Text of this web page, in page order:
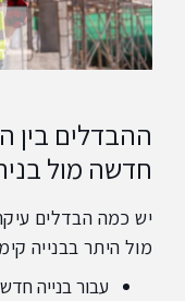
ההבדלים בין
חדשה מול
יש כמה הבדלים
מול היתר בבנייה
עבור בנייה